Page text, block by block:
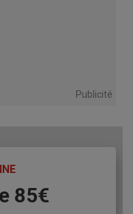
Publicité
85€